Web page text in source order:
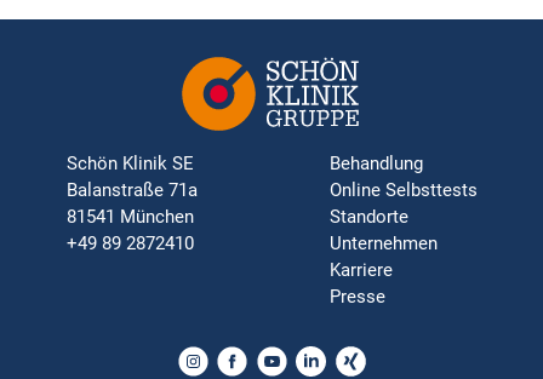
Schön Klinik SE
Balanstraße 71a
81541 München
+49 89 2872410
Behandlung
Online Selbsttests
Standorte
Unternehmen
Karriere
Presse